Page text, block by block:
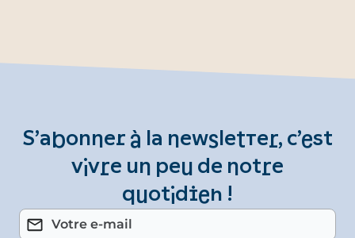
S’abonner à la newsletter, c’est
vivre un peu de notre
quotidien !